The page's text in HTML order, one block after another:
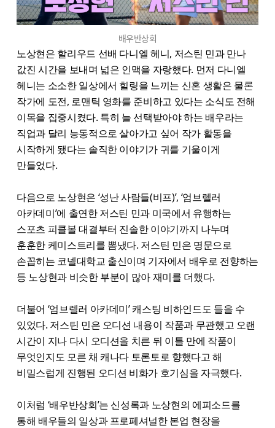
배우반상회
노상현은 할리우드 선배 다니엘 헤니, 저스틴 민과 만나
값진 시간을 보내며 넓은 인맥을 자랑했다. 먼저 다니엘
헤니는 소소한 일상에서 힐링을 느끼는 신혼 생활은 물론
작가에 도전, 로맨틱 영화를 준비하고 있다는 소식도 전해
이목을 집중시켰다. 특히 늘 선택받아야 하는 배우라는
직업과 달리 능동적으로 살아가고 싶어 작가 활동을
시작하게 됐다는 솔직한 이야기가 귀를 기울이게
만들었다.
다음으로 노상현은 ‘성난 사람들(비프)’, ‘엄브렐러
아카데미’에 출연한 저스틴 민과 미국에서 유행하는
스포츠 피클볼 대결부터 진솔한 이야기까지 나누며
훈훈한 케미스트리를 뽐냈다. 저스틴 민은 명문으로
손꼽히는 코넬대학교 출신이며 기자에서 배우로 전향하는
등 노상현과 비슷한 부분이 많아 재미를 더했다.
더불어 ‘엄브렐러 아카데미’ 캐스팅 비하인드도 들을 수
있었다. 저스틴 민은 오디션 내용이 작품과 무관했고 오랜
시간이 지나 다시 오디션을 치른 뒤 이틀 만에 작품이
무엇인지도 모른 채 캐나다 토론토로 향했다고 해
비밀스럽게 진행된 오디션 비화가 호기심을 자극했다.
이처럼 ‘배우반상회’는 신성록과 노상현의 에피소드를
통해 배우들의 일상과 프로페셔널한 본업 현장을